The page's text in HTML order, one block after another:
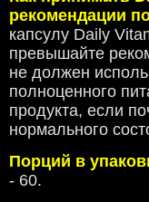
рекомендации
капсулу Daily
превышайте
не должен
полноценного
продукта, если
нормального
Порций в
- 60.